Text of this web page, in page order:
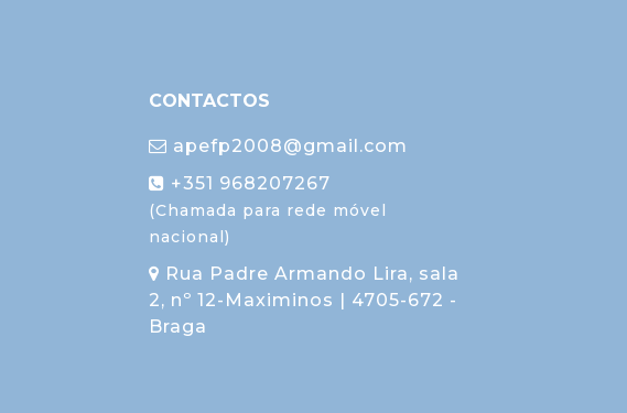
CONTACTOS
apefp2008@gmail.com
+351 968207267
(Chamada para rede móvel
nacional)
Rua Padre Armando Lira, sala
2, nº 12-Maximinos | 4705-672 -
Braga